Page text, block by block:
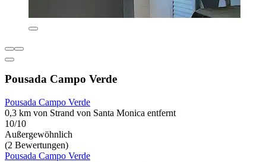
Pousada Campo Verde
Pousada Campo Verde
0,3 km von Strand von Santa Monica entfernt
10/10
Außergewöhnlich
(2 Bewertungen)
Pousada Campo Verde